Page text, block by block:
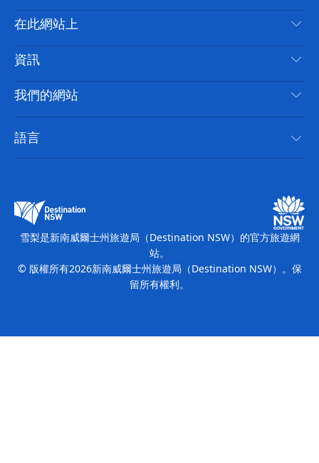
喳
喳
聯絡我們
免責聲明
隱私
Cookie 通知
在此網站上
目的地
要做的事情
新南威爾士州公路旅行
活動
住宿
資訊
旅行資訊
無障礙雪梨
列出您的業務
我們的網站
新南威爾士州旅遊局（Destination NSW）媒體中心
繽紛雪梨燈光音樂節
語言
雪梨是新南威爾士州旅遊局（Destination NSW）的官方旅遊網
站。
© 版權所有2026新南威爾士州旅遊局（Destination NSW）。保
留所有權利。